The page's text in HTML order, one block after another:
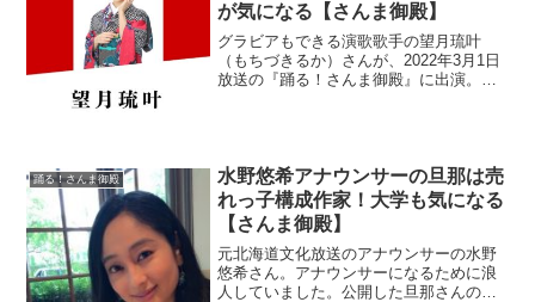
が気になる【さんま御殿】
グラビアもできる演歌歌手の望月琉叶
（もちづきるか）さんが、2022年3月1日
放送の『踊る！さんま御殿』に出演。本
踊る！さんま御殿
水野悠希アナウンサーの旦那は売
れっ子構成作家！大学も気になる
【さんま御殿】
元北海道文化放送のアナウンサーの水野
悠希さん。アナウンサーになるために浪
人していました。公開した旦那さんの画